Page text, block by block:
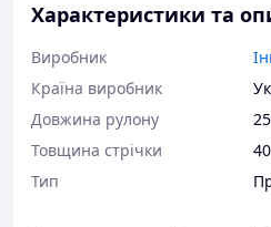
Характеристики та
Виробник
Країна виробник
Довжина рулону
Товщина стрічки
Тип